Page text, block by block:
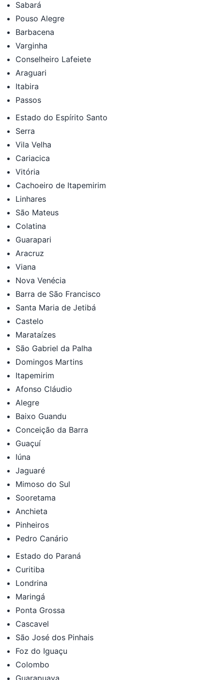
Sabará
Pouso Alegre
Barbacena
Varginha
Conselheiro Lafeiete
Araguari
Itabira
Passos
Estado do Espírito Santo
Serra
Vila Velha
Cariacica
Vitória
Cachoeiro de Itapemirim
Linhares
São Mateus
Colatina
Guarapari
Aracruz
Viana
Nova Venécia
Barra de São Francisco
Santa Maria de Jetibá
Castelo
Marataízes
São Gabriel da Palha
Domingos Martins
Itapemirim
Afonso Cláudio
Alegre
Baixo Guandu
Conceição da Barra
Guaçuí
Iúna
Jaguaré
Mimoso do Sul
Sooretama
Anchieta
Pinheiros
Pedro Canário
Estado do Paraná
Curitiba
Londrina
Maringá
Ponta Grossa
Cascavel
São José dos Pinhais
Foz do Iguaçu
Colombo
Guarapuava